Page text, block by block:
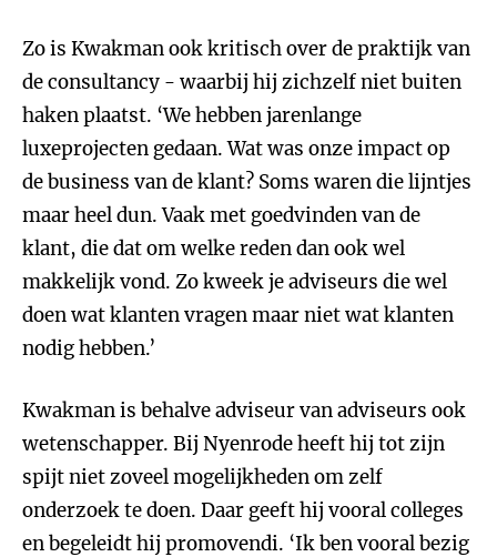
Zo is Kwakman ook kritisch over de praktijk van
de consultancy - waarbij hij zichzelf niet buiten
haken plaatst. ‘We hebben jarenlange
luxeprojecten gedaan. Wat was onze impact op
de business van de klant? Soms waren die lijntjes
maar heel dun. Vaak met goedvinden van de
klant, die dat om welke reden dan ook wel
makkelijk vond. Zo kweek je adviseurs die wel
doen wat klanten vragen maar niet wat klanten
nodig hebben.’
Kwakman is behalve adviseur van adviseurs ook
wetenschapper. Bij Nyenrode heeft hij tot zijn
spijt niet zoveel mogelijkheden om zelf
onderzoek te doen. Daar geeft hij vooral colleges
en begeleidt hij promovendi. ‘Ik ben vooral bezig